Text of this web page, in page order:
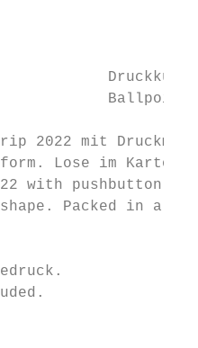
Grip 2022 mit
Lose im
with
shape. Packed